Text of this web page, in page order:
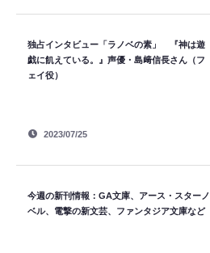
独占インタビュー「ラノベの素」 『神は遊
戯に飢えている。』声優・島﨑信長さん（フ
ェイ役）
2023/07/25
今週の新刊情報：GA文庫、アース・スターノ
ベル、電撃の新文芸、ファンタジア文庫など